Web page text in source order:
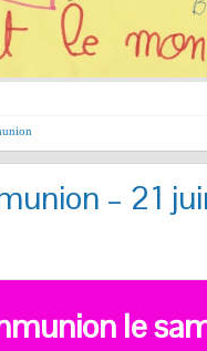
– 21
le